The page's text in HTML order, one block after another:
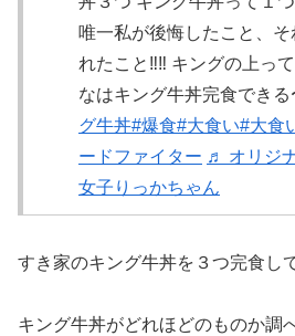
唯一私が後悔したこと、
れたこと‼️‼️ キングの上っ
なはキング牛丼完食できる
グ牛丼#爆食#大食い#大食
ードファイター ♬ オリジ
女子りっかちゃん
すき家のキング牛丼を３つ完食し
キング牛丼がどれほどのものか調